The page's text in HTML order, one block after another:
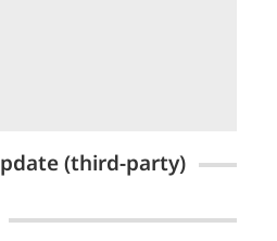
(third-party)